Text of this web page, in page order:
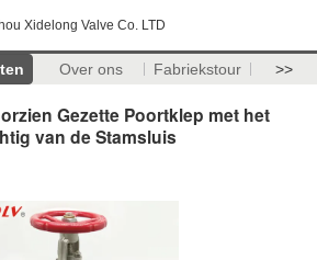
Xidelong Valve Co. LTD
Over ons Fabriekstour >>
Gezette Poortklep met het
van de Stamsluis